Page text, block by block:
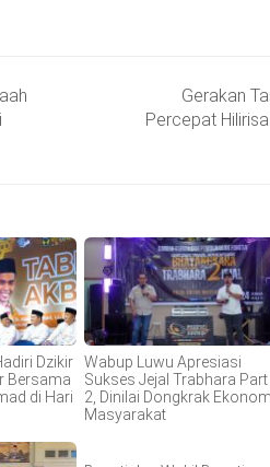
Gerakan
Percepat
Dzikir
Bersama
di Hari
Wabup Luwu Apresiasi
Sukses Jejal Trabhara Part
2, Dinilai Dongkrak
Masyarakat